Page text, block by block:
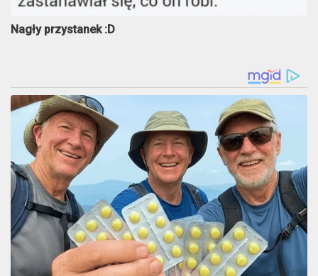
Nagły przystanek :D